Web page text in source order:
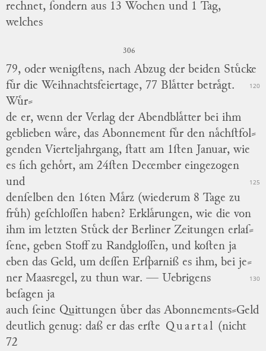
rechnet, ſondern aus 13 Wochen und 1 Tag,
welches
306
79, oder wenigſtens, nach Abzug der beiden Stuͤcke
120
fuͤr die Weihnachtsfeiertage, 77 Blaͤtter betraͤgt.
Wuͤr⸗
de er, wenn der Verlag der Abendblaͤtter bei ihm
geblieben waͤre, das Abonnement fuͤr den naͤchſtfol⸗
genden Vierteljahrgang, ſtatt am 1ſten Januar, wie
es ſich gehoͤrt, am 24ſten December eingezogen
und
125
denſelben den 16ten Maͤrz (wiederum 8 Tage zu
fruͤh) geſchloſſen haben? Erklaͤrungen, wie die von
ihm im letzten Stuͤck der Berliner Zeitungen erlaſ⸗
ſene, geben Stoff zu Randgloſſen, und koſten ja
eben das Geld, um deſſen Erſparniß es ihm, bei je⸗
130
ner Maasregel, zu thun war. — Uebrigens
beſagen ja
auch ſeine Quittungen uͤber das Abonnements⸗Geld
deutlich genug: daß er das erſte Quartal (nicht
72